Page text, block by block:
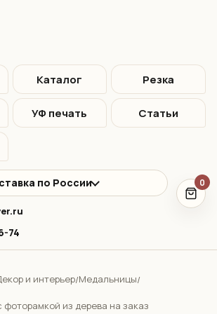
Каталог Резка
УФ печать Статьи
по России
74
0
и интерьер/Медальницы/
из дерева на заказ